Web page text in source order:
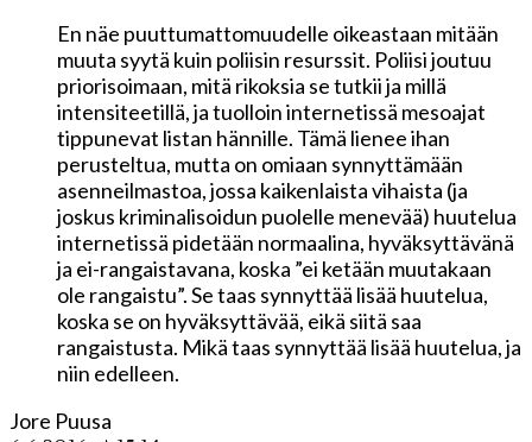
En näe puuttumattomuudelle oikeastaan mitään
muuta syytä kuin poliisin resurssit. Poliisi joutuu
priorisoimaan, mitä rikoksia se tutkii ja millä
intensiteetillä, ja tuolloin internetissä mesoajat
tippunevat listan hännille. Tämä lienee ihan
perusteltua, mutta on omiaan synnyttämään
asenneilmastoa, jossa kaikenlaista vihaista (ja
joskus kriminalisoidun puolelle menevää) huutelua
internetissä pidetään normaalina, hyväksyttävänä
ja ei-rangaistavana, koska ”ei ketään muutakaan
ole rangaistu”. Se taas synnyttää lisää huutelua,
koska se on hyväksyttävää, eikä siitä saa
rangaistusta. Mikä taas synnyttää lisää huutelua, ja
niin edelleen.
Jore Puusa